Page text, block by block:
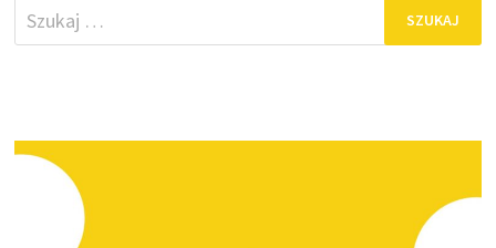
Szukaj: